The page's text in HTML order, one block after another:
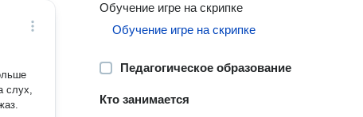
слух,
Обучение игре на скрипке
Обучение игре на скрипке
Педагогическое образование
Кто занимается